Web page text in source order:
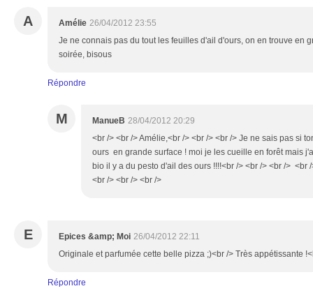
A Amélie 26/04/2012 23:55
Je ne connais pas du tout les feuilles d'ail d'ours, on en trouve en
soirée, bisous
Répondre
M ManueB 28/04/2012 20:29
<br /> <br /> Amélie,<br /> <br /> <br /> Je ne sais pas si
ours en grande surface ! moi je les cueille en forêt mais
bio il y a du pesto d'ail des ours !!!!<br /> <br /> <br /> <br
<br /> <br /> <br />
E Epices &amp; Moi 26/04/2012 22:11
Originale et parfumée cette belle pizza ;)<br /> Très appétissante
Répondre